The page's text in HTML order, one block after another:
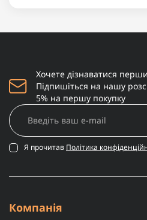
Хочете дізнаватися
Підпишіться на нашу
5% на першу покупку
Я прочитав Політика
Компанія